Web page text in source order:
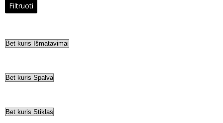
Filtruoti